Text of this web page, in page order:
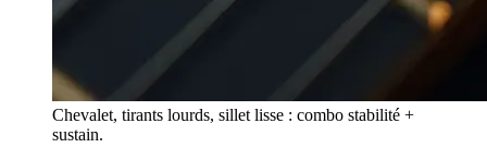
Chevalet, tirants lourds, sillet lisse : combo stabilité +
sustain.